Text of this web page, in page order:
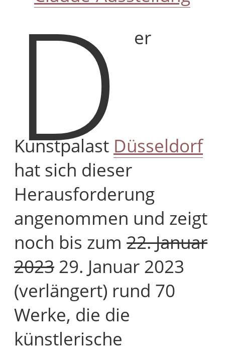
D er
Kunstpalast Düsseldorf
hat sich dieser
Herausforderung
angenommen und zeigt
noch bis zum 22. Januar
2023 29. Januar 2023
(verlängert) rund 70
Werke, die die
künstlerische